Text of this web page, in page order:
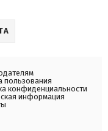
пользования
конфиденциальности
информация